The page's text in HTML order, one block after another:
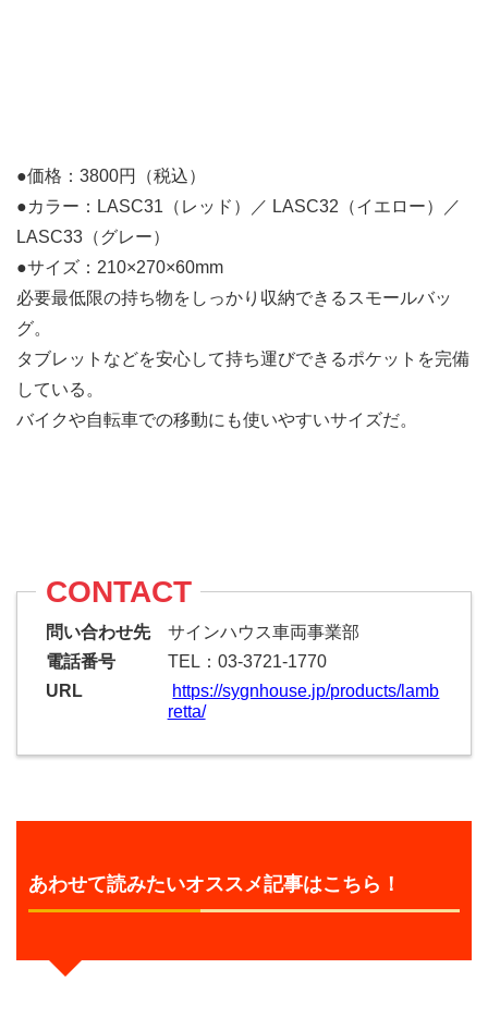
●価格：3800円（税込）
●カラー：LASC31（レッド）／ LASC32（イエロー）／
LASC33（グレー）
●サイズ：210×270×60mm
必要最低限の持ち物をしっかり収納できるスモールバッ
グ。
タブレットなどを安心して持ち運びできるポケットを完備
している。
バイクや自転車での移動にも使いやすいサイズだ。
CONTACT
問い合わせ先
サインハウス車両事業部
電話番号
TEL：03-3721-1770
URL
https://sygnhouse.jp/products/lamb
retta/
あわせて読みたいオススメ記事はこちら！